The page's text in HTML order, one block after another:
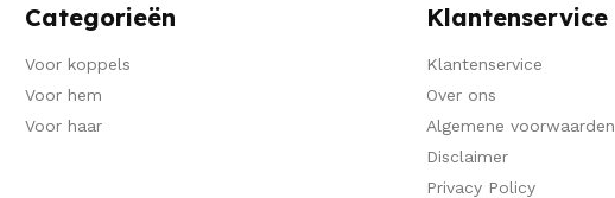
Categorieën
Voor koppels
Voor hem
Voor haar
Klantenservice
Klantenservice
Over ons
Algemene voorwaarden
Disclaimer
Privacy Policy